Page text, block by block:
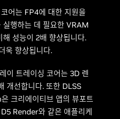
어는 FP4에 대한 지원을
실행하는 데 필요한 VRAM
성능이 2배 향상됩니다.
욱 향상됩니다.
이 트레이싱 코어는 3D 렌
개선합니다. 또한 DLSS
크리에이티브 앱의 뷰포트
Render와 같은 애플리케